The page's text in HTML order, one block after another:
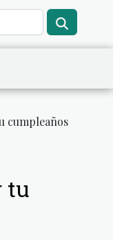
cumpleaños
tu